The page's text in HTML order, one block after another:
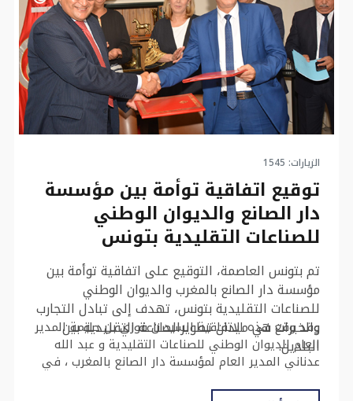
الزيارات: 1545
توقيع اتفاقية توأمة بين مؤسسة
دار الصانع والديوان الوطني
للصناعات التقليدية بتونس
تم بتونس العاصمة، التوقيع على اتفاقية توأمة بين
مؤسسة دار الصانع بالمغرب والديوان الوطني
للصناعات التقليدية بتونس، تهدف إلى تبادل التجارب
والخبرات في ميدان تطويرالصناعة التقليدية بين
البلدين.
وقد وقع هذه الاتفاقية السيدان فوزي بن حليمة المدير
العام للديوان الوطني للصناعات التقليدية و عبد الله
عدناني المدير العام لمؤسسة دار الصانع بالمغرب ، في
المشتركة المغربية التونسية المعنية بقطاع الصناعة